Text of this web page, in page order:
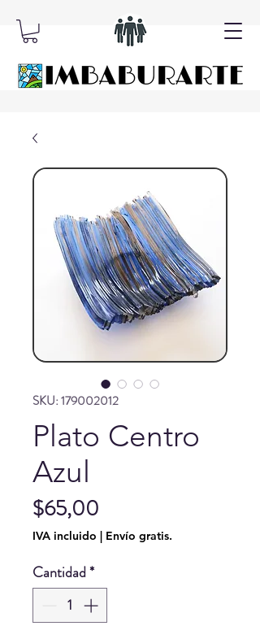
SKU: 179002012
Plato Centro
Azul
$65,00
IVA incluido | Envío gratis.
Cantidad*